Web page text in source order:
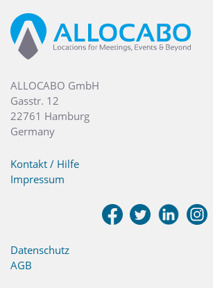
ALLOCABO GmbH
Gasstr. 12
22761 Hamburg
Germany
Kontakt / Hilfe
Impressum
Datenschutz
AGB